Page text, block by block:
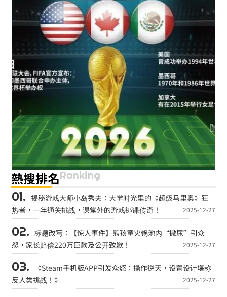
熱搜排名Ranking
揭秘游戏大师小岛秀夫：大学时光里的《超级马里奥》狂
热者，一年通关挑战，课堂外的游戏逃课传奇！
2025-12-27
标题改写：【惊人事件】熊孩童火锅池内“撒尿”引众
怒，家长赔偿220万巨款及公开致歉！
2025-12-27
《Steam手机版APP引发众怒：操作逆天，设置设计堪称
反人类挑战！》
2025-12-27